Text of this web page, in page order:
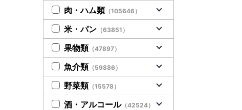
肉・ハム類 （105646）
米・パン （63851）
果物類 （47897）
魚介類 （59886）
野菜類 （15578）
酒・アルコール（42524）